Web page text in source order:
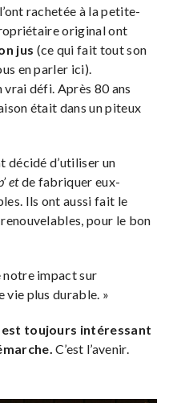
rachetée à la petite-
original ont
jus (ce qui fait tout son
en parler ici).
défi. Après 80 ans
était dans un piteux
décidé d’utiliser un
etde fabriquer eux-
Ils ont aussi fait le
pour le bon
impact sur
vie plus durable. »
est toujours intéressant
C’est l’avenir.